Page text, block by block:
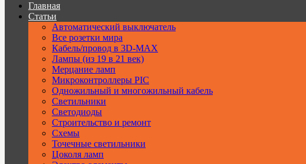
Главная
Статьи
Автоматический выключатель
Все розетки мира
Кабель/провод в 3D-MAX
Лампы (из 19 в 21 век)
Мерцание ламп
Микроконтроллеры PIC
Одножильный и многожильный кабель
Светильники
Светодиоды
Строительство и ремонт
Схемы
Точечные светильники
Цоколя ламп